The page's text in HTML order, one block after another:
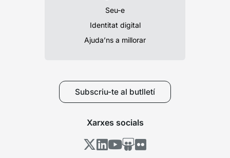
Seu-e
Identitat digital
Ajuda’ns a millorar
Subscriu-te al butlletí
Xarxes socials